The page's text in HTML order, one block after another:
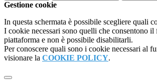
Gestione cookie
In questa schermata è possibile scegliere quali
I cookie necessari sono quelli che consentono il
piattaforma e non è possibile disabilitarli.
Per conoscere quali sono i cookie necessari al
visionare la COOKIE POLICY.